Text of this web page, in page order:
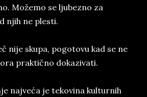
Možemo se ljubezno za
njih ne plesti.
nije skupa, pogotovu kad se ne
praktično dokazivati.
najveća je tekovina kulturnih